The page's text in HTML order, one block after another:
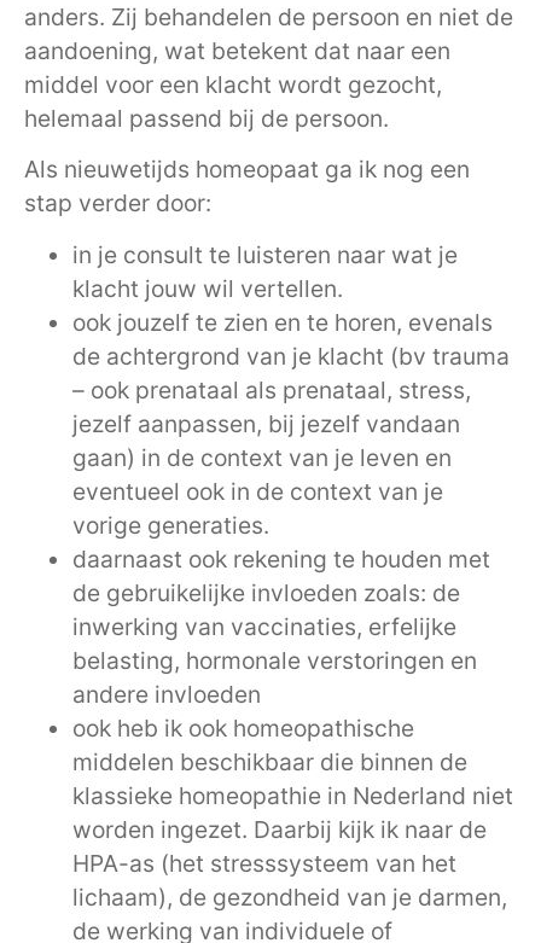
anders. Zij behandelen de persoon en niet de
aandoening, wat betekent dat naar een
middel voor een klacht wordt gezocht,
helemaal passend bij de persoon.
Als nieuwetijds homeopaat ga ik nog een
stap verder door:
in je consult te luisteren naar wat je
klacht jouw wil vertellen.
ook jouzelf te zien en te horen, evenals
de achtergrond van je klacht (bv trauma
– ook prenataal als prenataal, stress,
jezelf aanpassen, bij jezelf vandaan
gaan) in de context van je leven en
eventueel ook in de context van je
vorige generaties.
daarnaast ook rekening te houden met
de gebruikelijke invloeden zoals: de
inwerking van vaccinaties, erfelijke
belasting, hormonale verstoringen en
andere invloeden
ook heb ik ook homeopathische
middelen beschikbaar die binnen de
klassieke homeopathie in Nederland niet
worden ingezet. Daarbij kijk ik naar de
HPA-as (het stresssysteem van het
lichaam), de gezondheid van je darmen,
de werking van individuele of